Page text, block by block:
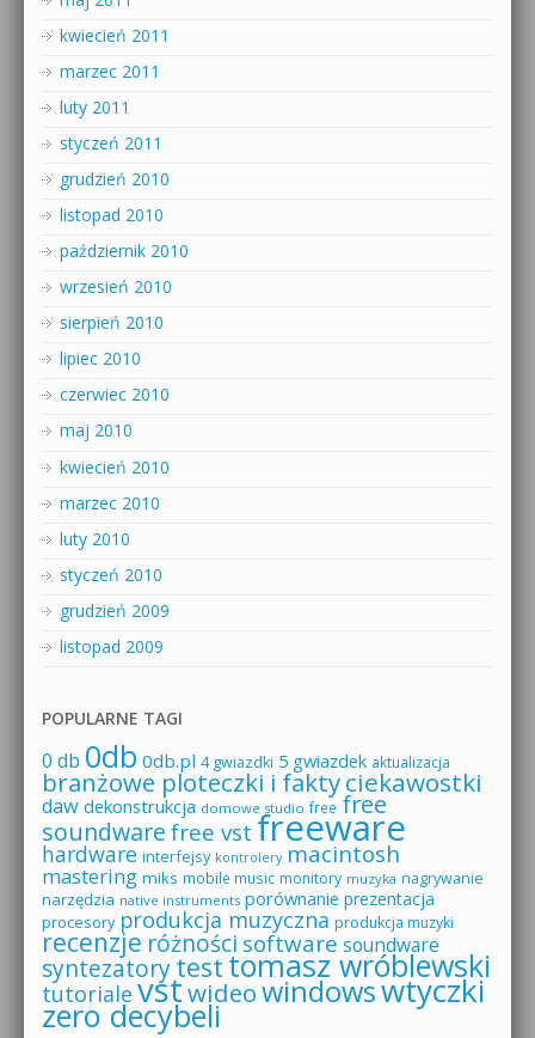
kwiecień 2011
marzec 2011
luty 2011
styczeń 2011
grudzień 2010
listopad 2010
październik 2010
wrzesień 2010
sierpień 2010
lipiec 2010
czerwiec 2010
maj 2010
kwiecień 2010
marzec 2010
luty 2010
styczeń 2010
grudzień 2009
listopad 2009
POPULARNE TAGI
0 db 0db 0db.pl 4 gwiazdki 5 gwiazdek aktualizacja
branżowe ploteczki i faktyciekawostki
daw dekonstrukcja domowe studio free free
soundware free vst freeware
hardware interfejsy kontrolery macintosh
mastering miks mobile music monitory muzyka nagrywanie
narzędzia native instruments porównanie prezentacja
procesory produkcja muzyczna produkcja muzyki
recenzje różności software soundware
syntezatorytesttomasz wróblewski
tutoriale vstwideowindowswtyczki
zero decybeli